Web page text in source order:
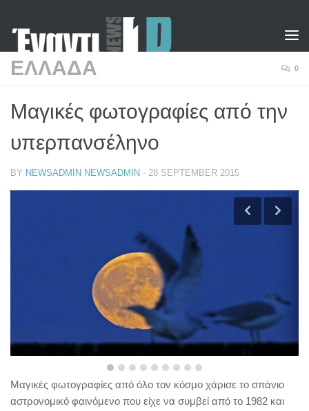
ΕΛΛΑΔΑ 0
Μαγικές φωτογραφίες από την
υπερπανσέληνο
BY NEWSADMIN NEWSADMIN · 28 SEPTEMBER 2015
Μαγικές φωτογραφίες από όλο τον κόσμο χάρισε το σπάνιο
αστρονομικό φαινόμενο που είχε να συμβεί από το 1982 και